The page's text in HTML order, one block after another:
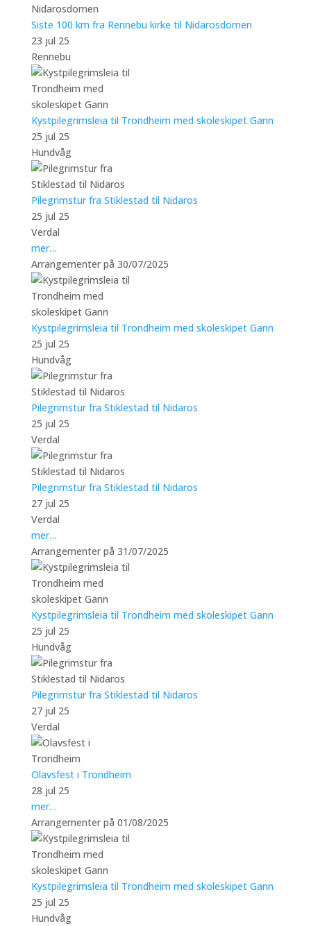
Siste 100 km fra Rennebu kirke til Nidarosdomen
23 jul 25
Rennebu
Kystpilegrimsleia til Trondheim med skoleskipet Gann
25 jul 25
Hundvåg
Pilegrimstur fra Stiklestad til Nidaros
25 jul 25
Verdal
mer…
Arrangementer på 30/07/2025
Kystpilegrimsleia til Trondheim med skoleskipet Gann
25 jul 25
Hundvåg
Pilegrimstur fra Stiklestad til Nidaros
25 jul 25
Verdal
Pilegrimstur fra Stiklestad til Nidaros
27 jul 25
Verdal
mer…
Arrangementer på 31/07/2025
Kystpilegrimsleia til Trondheim med skoleskipet Gann
25 jul 25
Hundvåg
Pilegrimstur fra Stiklestad til Nidaros
27 jul 25
Verdal
Olavsfest i Trondheim
28 jul 25
mer…
Arrangementer på 01/08/2025
Kystpilegrimsleia til Trondheim med skoleskipet Gann
25 jul 25
Hundvåg